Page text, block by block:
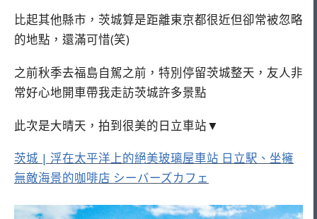
比起其他縣市，茨城算是距離東京都很近但卻常被忽略
的地點，還滿可惜(笑)
之前秋季去福島自駕之前，特別停留茨城整天，友人非
常好心地開車帶我走訪茨城許多景點
此次是大晴天，拍到很美的日立車站▼
茨城 | 浮在太平洋上的絕美玻璃屋車站 日立駅、坐擁
無敵海景的咖啡店 シーバーズカフェ